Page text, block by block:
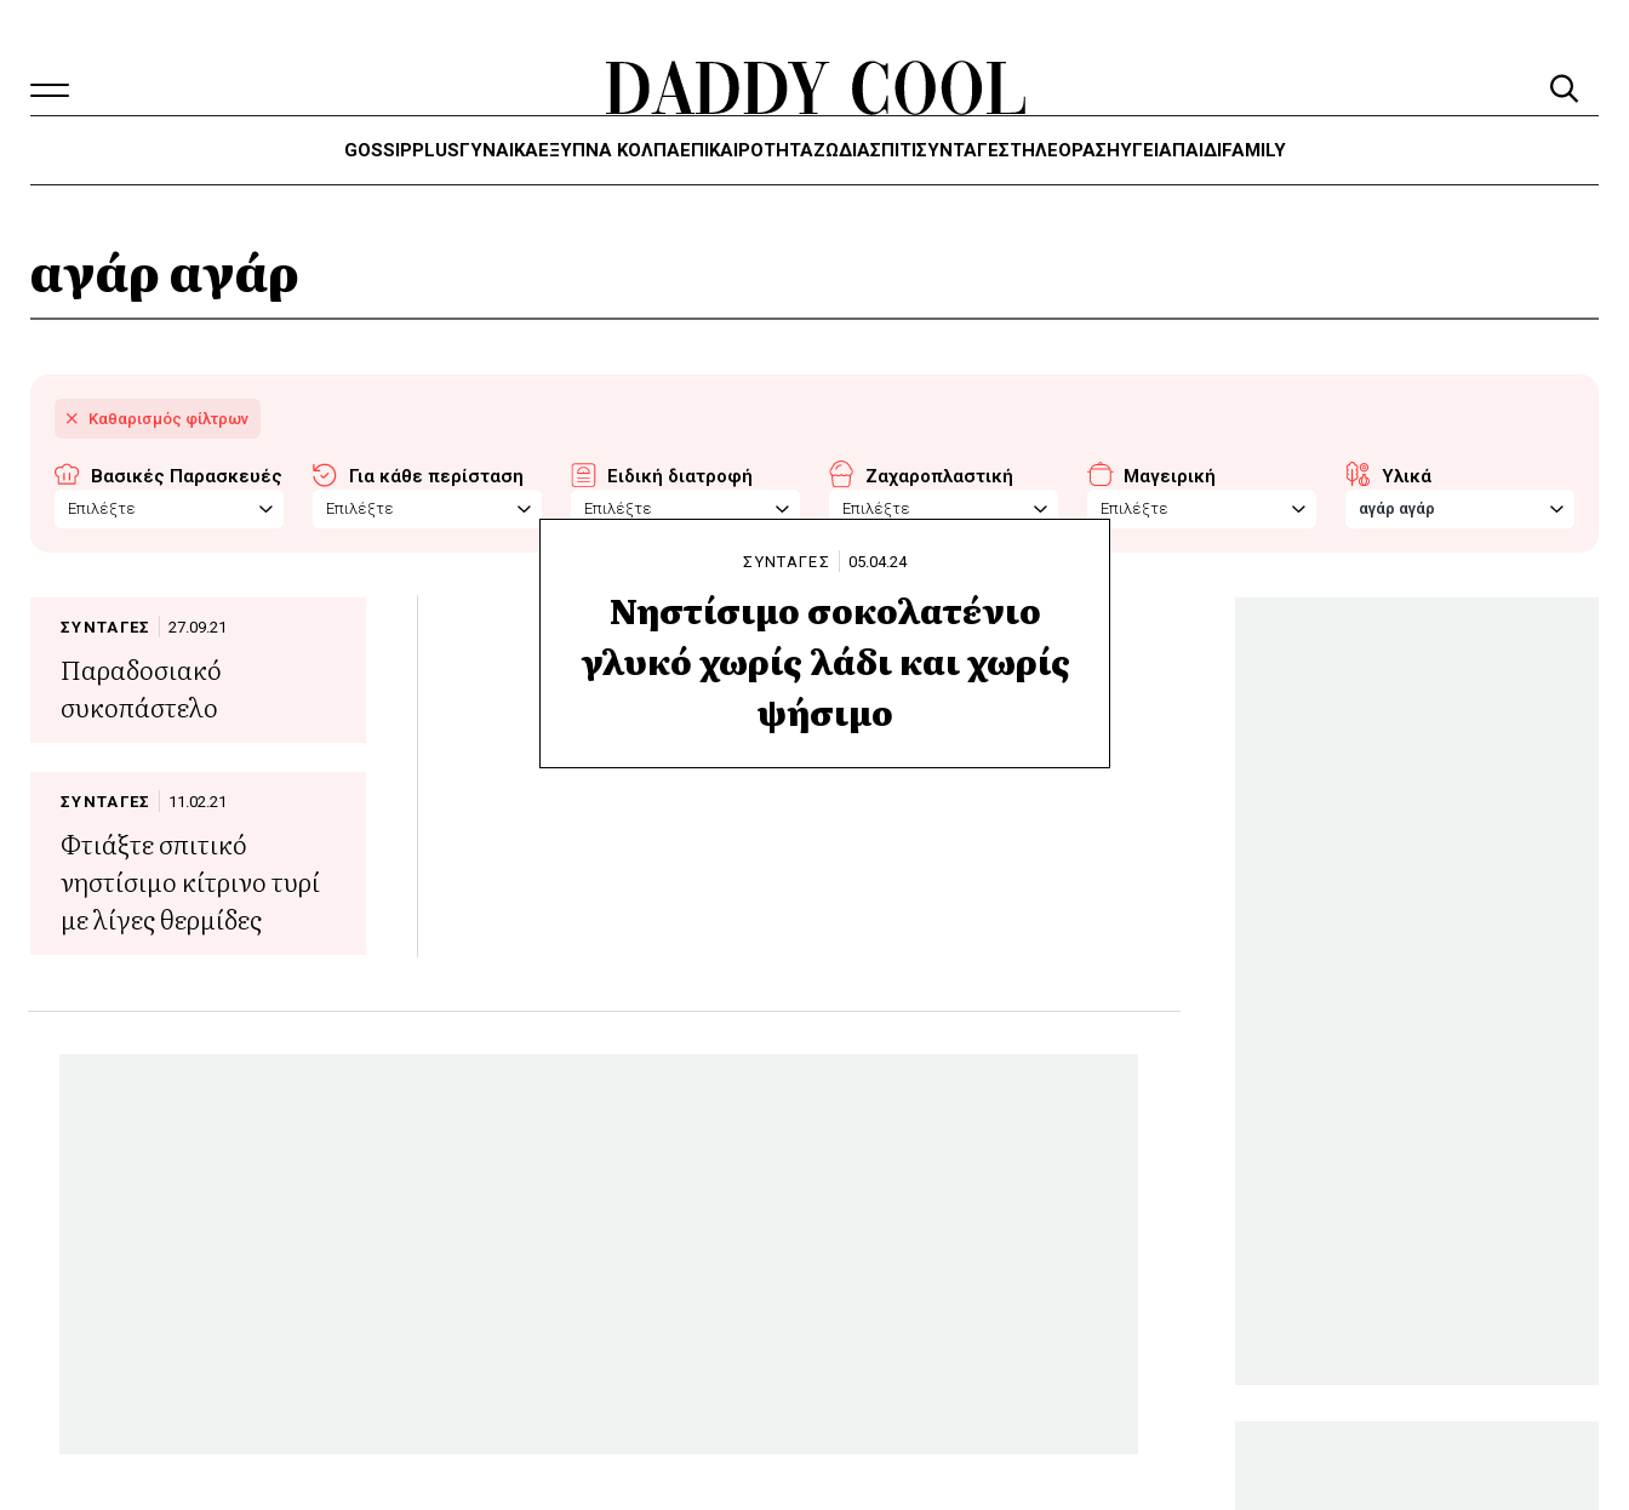
GOSSIPPLUSΓΥΝΑΙΚΑΈΞΥΠΝΑ ΚΌΛΠΑΕΠΙΚΑΙΡΟΤΗΤΑΖΏΔΙΑΣΠΙΤΙΣΥΝΤΑΓΕΣΤΗΛΕΌΡΑΣΗΥΓΕΊΑΠΑΙΔΙFAMILY
αγάρ αγάρ
Βασικές Παρασκευές
Επιλέξτε
Για κάθε περίσταση
Επιλέξτε
Ειδική διατροφή
Επιλέξτε
Ζαχαροπλαστική
Επιλέξτε
Μαγειρική
Επιλέξτε
Υλικά
αγάρ αγάρ
ΣΥΝΤΑΓΕΣ 05.04.24
Νηστίσιμο σοκολατένιο
γλυκό χωρίς λάδι και χωρίς
ψήσιμο
ΣΥΝΤΑΓΕΣ 27.09.21
Παραδοσιακό
συκοπάστελο
ΣΥΝΤΑΓΕΣ 11.02.21
Φτιάξτε σπιτικό
νηστίσιμο κίτρινο τυρί
με λίγες θερμίδες